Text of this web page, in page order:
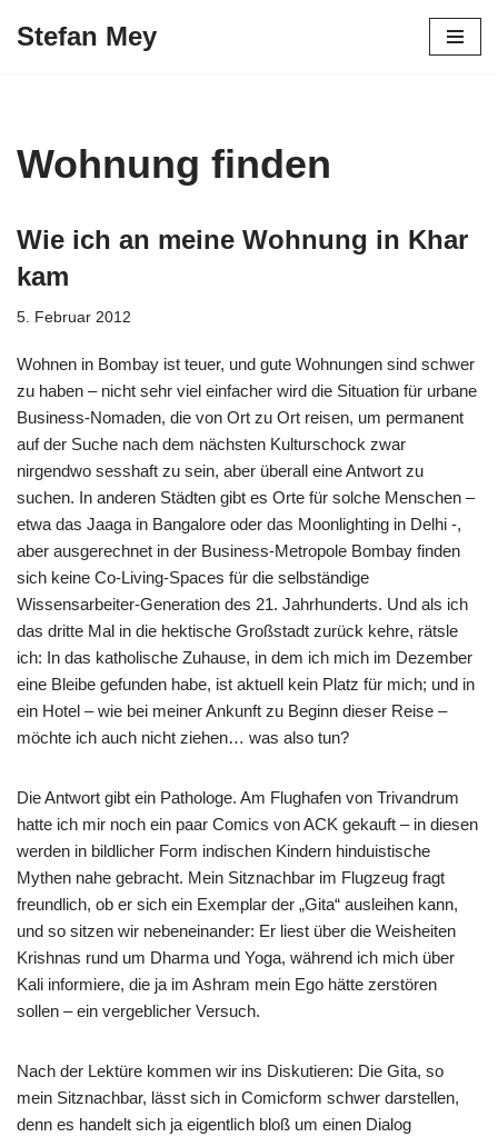
Stefan Mey
Wohnung finden
Wie ich an meine Wohnung in Khar
kam
5. Februar 2012
Wohnen in Bombay ist teuer, und gute Wohnungen sind schwer
zu haben – nicht sehr viel einfacher wird die Situation für urbane
Business-Nomaden, die von Ort zu Ort reisen, um permanent
auf der Suche nach dem nächsten Kulturschock zwar
nirgendwo sesshaft zu sein, aber überall eine Antwort zu
suchen. In anderen Städten gibt es Orte für solche Menschen –
etwa das Jaaga in Bangalore oder das Moonlighting in Delhi -,
aber ausgerechnet in der Business-Metropole Bombay finden
sich keine Co-Living-Spaces für die selbständige
Wissensarbeiter-Generation des 21. Jahrhunderts. Und als ich
das dritte Mal in die hektische Großstadt zurück kehre, rätsle
ich: In das katholische Zuhause, in dem ich mich im Dezember
eine Bleibe gefunden habe, ist aktuell kein Platz für mich; und in
ein Hotel – wie bei meiner Ankunft zu Beginn dieser Reise –
möchte ich auch nicht ziehen… was also tun?
Die Antwort gibt ein Pathologe. Am Flughafen von Trivandrum
hatte ich mir noch ein paar Comics von ACK gekauft – in diesen
werden in bildlicher Form indischen Kindern hinduistische
Mythen nahe gebracht. Mein Sitznachbar im Flugzeug fragt
freundlich, ob er sich ein Exemplar der „Gita“ ausleihen kann,
und so sitzen wir nebeneinander: Er liest über die Weisheiten
Krishnas rund um Dharma und Yoga, während ich mich über
Kali informiere, die ja im Ashram mein Ego hätte zerstören
sollen – ein vergeblicher Versuch.
Nach der Lektüre kommen wir ins Diskutieren: Die Gita, so
mein Sitznachbar, lässt sich in Comicform schwer darstellen,
denn es handelt sich ja eigentlich bloß um einen Dialog